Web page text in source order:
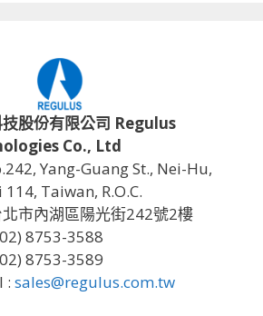
股份有限公司 Regulus
Co., Ltd
Yang-Guang St., Nei-Hu,
Taiwan, R.O.C.
市內湖區陽光街242號2樓
8753-3588
8753-3589
: sales@regulus.com.tw